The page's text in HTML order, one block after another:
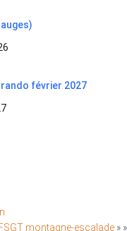
février 2027
montagne-escalade » »